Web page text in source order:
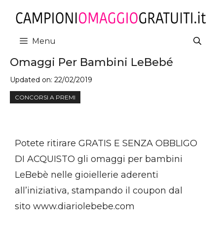
contenuto
Menu
Omaggi Per Bambini LeBebé
Updated on: 22/02/2019
CONCORSI A PREMI
Potete ritirare GRATIS E SENZA OBBLIGO
DI ACQUISTO gli omaggi per bambini
LeBebè nelle gioiellerie aderenti
all’iniziativa, stampando il coupon dal
sito www.diariolebebe.com